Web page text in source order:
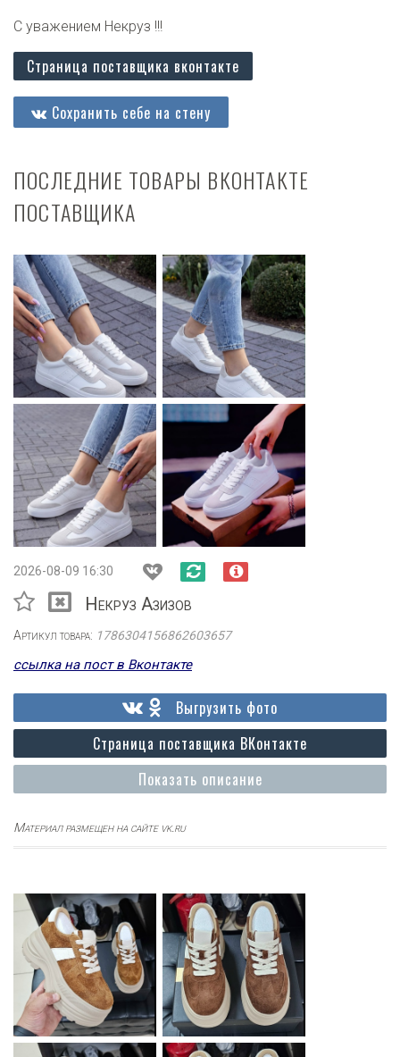
С уважением Некруз !!!
Страница поставщика вконтакте
Сохранить себе на стену
ПОСЛЕДНИЕ ТОВАРЫ ВКОНТАКТЕ
ПОСТАВЩИКА
2026-08-09 16:30
Некруз Азизов
Артикул товара: 1786304156862603657
ссылка на пост в Вконтакте
Показать описание
Страница поставщика ВКонтакте
Выгрузить фото
Материал размещен на сайте vk.ru